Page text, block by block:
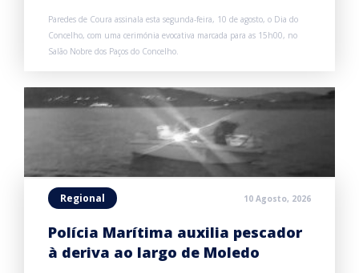
Paredes de Coura assinala esta segunda-feira, 10 de agosto, o Dia do
Concelho, com uma cerimónia evocativa marcada para as 15h00, no
Salão Nobre dos Paços do Concelho.
Regional 10 Agosto, 2026
Polícia Marítima auxilia pescador
à deriva ao largo de Moledo